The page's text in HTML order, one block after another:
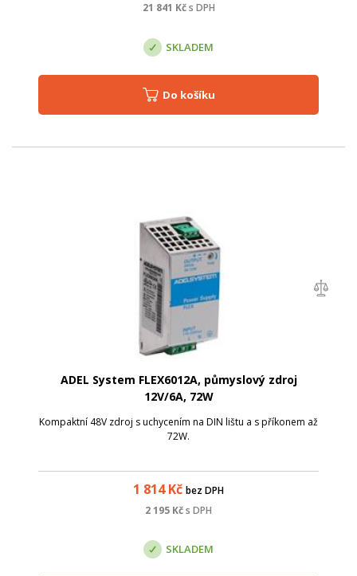
21 841 Kč s DPH
SKLADEM
Do košíku
ADEL System FLEX6012A, půmyslový zdroj
12V/6A, 72W
Kompaktní 48V zdroj s uchycením na DIN lištu a s příkonem až
72W.
1 814Kč bez DPH
2 195 Kčs DPH
SKLADEM